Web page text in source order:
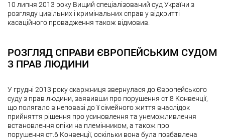
10 липня 2013 року Вищий спеціалізований суд України з
розгляду цивільних і кримінальних справ у відкритті
касаційного провадження також відмовив.
РОЗГЛЯД СПРАВИ ЄВРОПЕЙСЬКИМ СУДОМ
З ПРАВ ЛЮДИНИ
У грудні 2013 року скаржниця звернулася до Європейського
суду з прав людини, заявивши про порушення ст.8 Конвенції,
що полягало в неповазі до її сімейного життя внаслідок
прийняття рішення про усиновлення та унеможливлення
встановлення опіки на племінником, а також про
порушення ст.6 Конвенції, оскільки вона була позбавлена